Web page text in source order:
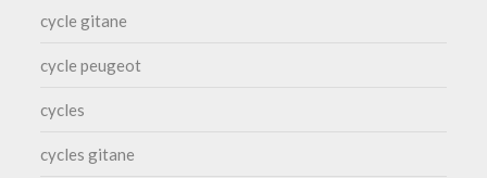
cycle gitane
cycle peugeot
cycles
cycles gitane